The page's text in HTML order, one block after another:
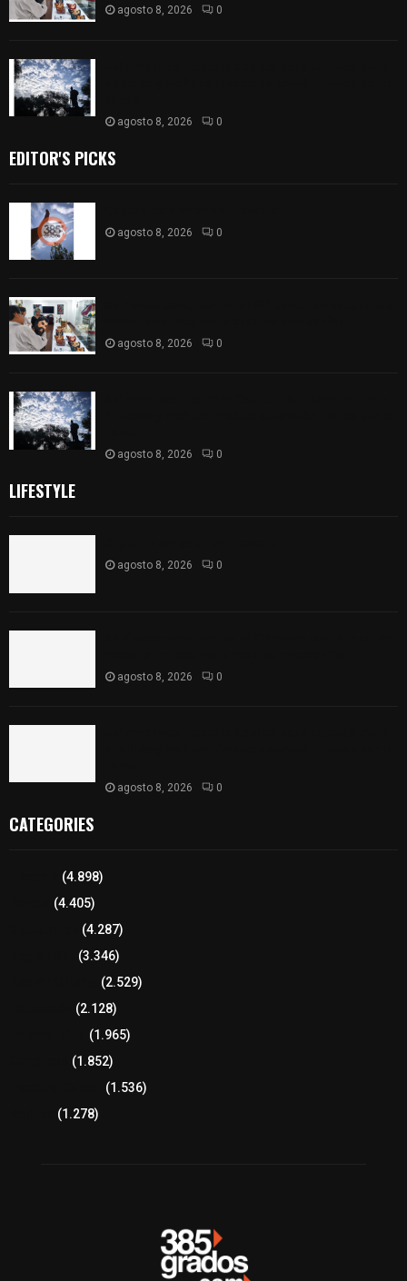
agosto 8, 2026 0
agosto 8, 2026 0
EDITOR'S PICKS
agosto 8, 2026 0
agosto 8, 2026 0
agosto 8, 2026 0
LIFESTYLE
agosto 8, 2026 0
agosto 8, 2026 0
agosto 8, 2026 0
CATEGORIES
(4.898)
(4.405)
(4.287)
(3.346)
(2.529)
(2.128)
(1.965)
(1.852)
(1.536)
(1.278)